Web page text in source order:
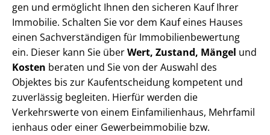
gen und ermöglicht Ihnen den sicheren Kauf Ihrer
Immobilie. Schalten Sie vor dem Kauf eines Hauses
einen Sach­ver­stän­di­gen für Im­mo­bi­li­en­be­wer­tung
ein. Dieser kann Sie überWert, Zustand, Mängel und
Kosten beraten und Sie von der Auswahl des
Objektes bis zur Kauf­ent­schei­dung kompetent und
zuverlässig begleiten. Hierfür werden die
Verkehrswerte von einem Einfamilienhaus, Mehr­fa­mi­l
i­en­haus oder einer Ge­wer­be­im­mo­bi­lie bzw.